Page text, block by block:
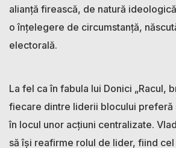
alianță firească, de natură
o înțelegere de circumstanță,
electorală.
La fel ca în fabula lui Donici „Racul,
fiecare dintre liderii blocului preferă
în locul unor acțiuni centralizate.
să își reafirme rolul de lider, fiind